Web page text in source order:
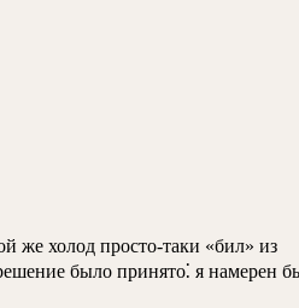
же холод просто-таки «бил» из
было принято⁚ я намерен